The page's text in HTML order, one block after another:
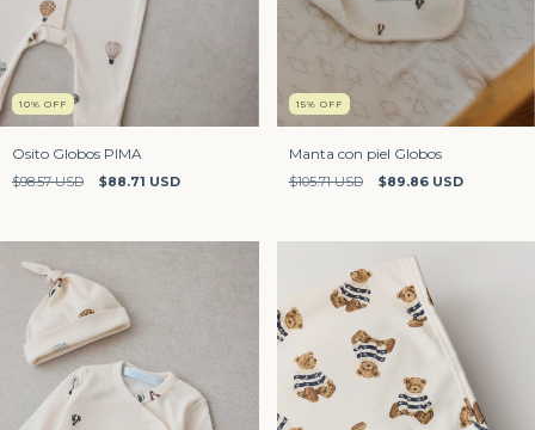
10% OFF
Osito Globos PIMA
$98.57 USD $88.71 USD
15% OFF
Manta con piel Globos
$105.71 USD $89.86 USD